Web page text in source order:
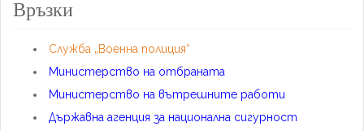
Връзки
Служба „Военна полиция“
Министерство на отбраната
Министерство на вътрешните работи
Държавна агенция за национална сигурност